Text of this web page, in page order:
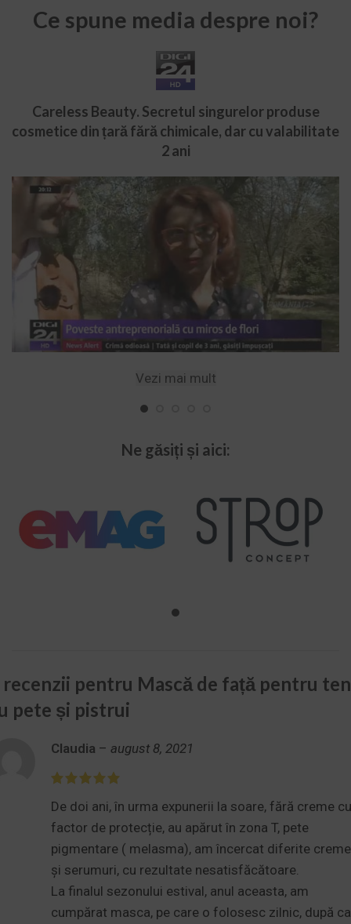
Ce spune media despre noi?
Careless Beauty. Secretul singurelor produse
cosmetice din țară fără chimicale, dar cu valabilitate
2 ani
Vezi mai mult
Ne găsiți și aici:
recenzii pentru Mască de față pentru ten
pete și pistrui
Claudia – august 8, 2021
De doi ani, în urma expunerii la soare, fără creme cu
factor de protecție, au apărut în zona T, pete
pigmentare ( melasma), am încercat diferite creme
și serumuri, cu rezultate nesatisfăcătoare.
La finalul sezonului estival, anul aceasta, am
cumpărat masca, pe care o folosesc zilnic, după